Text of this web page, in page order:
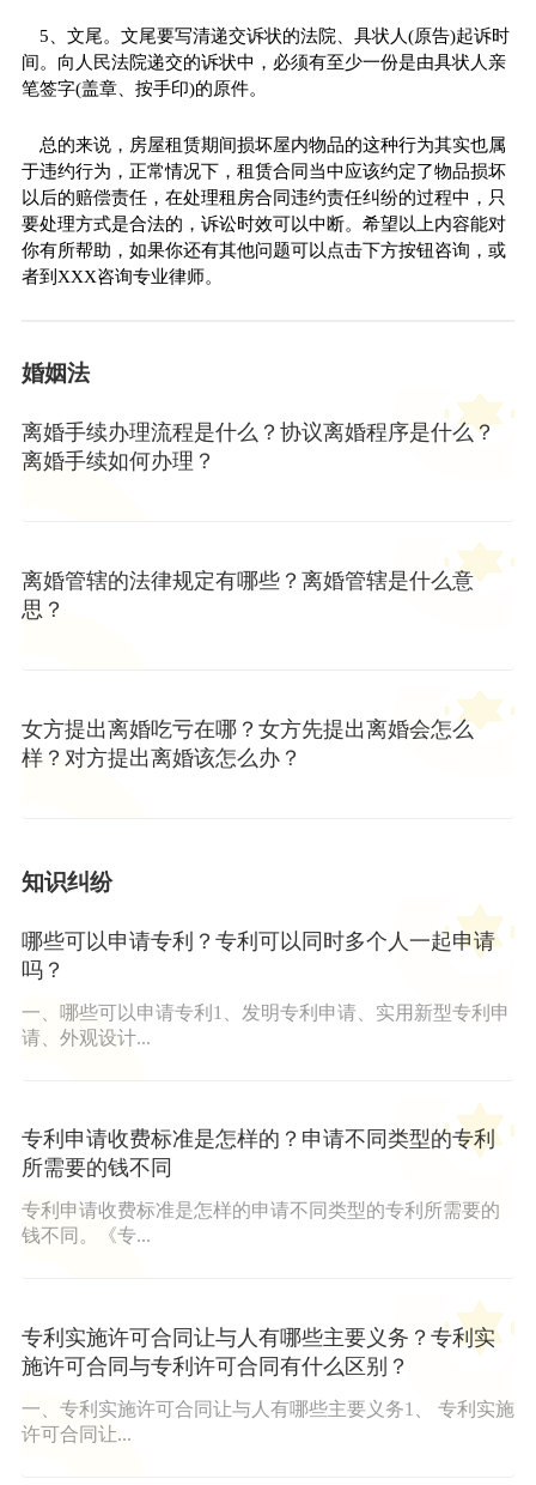
5、文尾。文尾要写清递交诉状的法院、具状人(原告)起诉时
间。向人民法院递交的诉状中，必须有至少一份是由具状人亲
笔签字(盖章、按手印)的原件。
总的来说，房屋租赁期间损坏屋内物品的这种行为其实也属
于违约行为，正常情况下，租赁合同当中应该约定了物品损坏
以后的赔偿责任，在处理租房合同违约责任纠纷的过程中，只
要处理方式是合法的，诉讼时效可以中断。希望以上内容能对
你有所帮助，如果你还有其他问题可以点击下方按钮咨询，或
者到XXX咨询专业律师。
婚姻法
离婚手续办理流程是什么？协议离婚程序是什么？
离婚手续如何办理？
离婚管辖的法律规定有哪些？离婚管辖是什么意
思？
女方提出离婚吃亏在哪？女方先提出离婚会怎么
样？对方提出离婚该怎么办？
知识纠纷
哪些可以申请专利？专利可以同时多个人一起申请
吗？
一、哪些可以申请专利1、发明专利申请、实用新型专利申
请、外观设计...
专利申请收费标准是怎样的？申请不同类型的专利
所需要的钱不同
专利申请收费标准是怎样的申请不同类型的专利所需要的
钱不同。《专...
专利实施许可合同让与人有哪些主要义务？专利实
施许可合同与专利许可合同有什么区别？
一、专利实施许可合同让与人有哪些主要义务1、 专利实施
许可合同让...